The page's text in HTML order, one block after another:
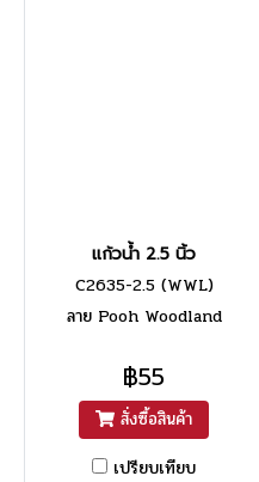
แก้วน้ำ 2.5 นิ้ว
C2635-2.5 (WWL)
ลาย Pooh Woodland
฿55
สั่งซื้อสินค้า
เปรียบเทียบ